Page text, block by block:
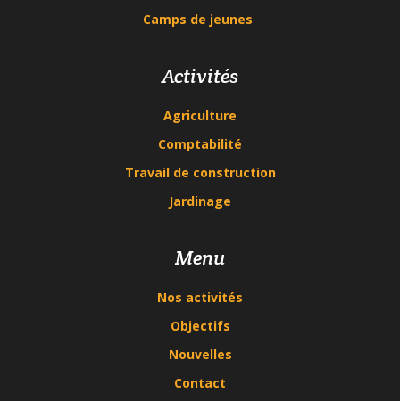
Camps de jeunes
Activités
Agriculture
Comptabilité
Travail de construction
Jardinage
Menu
Nos activités
Objectifs
Nouvelles
Contact